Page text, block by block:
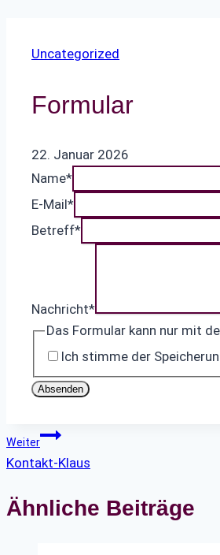
Uncategorized
Formular
22. Januar 2026
Name*
E-Mail*
Betreff*
Nachricht*
Das Formular kann nur mit
Ich stimme der
Absenden
Beitragsnavigation
Weiter
Kontakt-Klaus
Ähnliche Beiträge